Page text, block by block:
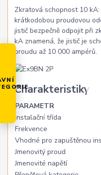
Zkratová schopnost 10
krátkodobou proudovou
jistič bezpečně odpojit při
kA znamená, že jistič je
proudu až 10 000 ampérů.
Charakteristiky
PARAMETR
Instalační třída
Frekvence
Vhodné pro zapuštěnou
Jmenovitý proud
Jmenovité napětí